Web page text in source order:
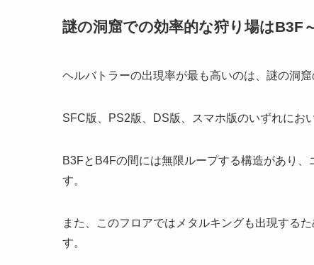
謎の洞窟での効率的な狩り場はB3F
ヘルバトラーの出現率が最も高いのは、謎の洞
SFC版、PS2版、DS版、スマホ版のいずれにお
B3FとB4Fの間には無限ループする構造があり
す。
また、このフロアではメタルキングも出現する
す。